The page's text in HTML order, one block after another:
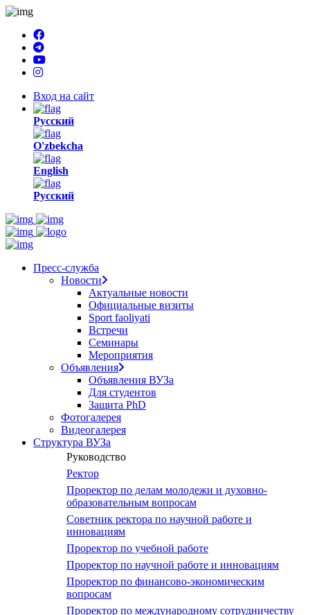
Вход на сайт
Русский
O'zbekcha
English
Русский
Пресс-служба
Новости
Актуальные новости
Официальные визиты
Sport faoliyati
Встречи
Семинары
Мероприятия
Объявления
Объявления ВУЗа
Для студентов
Защита PhD
Фотогалерея
Видеогалерея
Структура ВУЗа
Руководство
Ректор
Проректор по делам молодежи и духовно-
образовательным вопросам
Советник ректора по научной работе и
инновациям
Проректор по учебной работе
Проректор по научной работе и инновациям
Проректор по финансово-экономическим
вопросам
Проректор по международному сотрудничеству